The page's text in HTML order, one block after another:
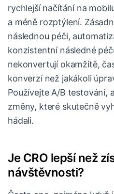
rychlejší načítání na
a méně rozptýlení.
následnou péči,
konzistentní následné
nekonvertují okamžitě,
konverzí než jakákoli
Používejte A/B testování,
změny, které skutečně
hádali.
Je CRO lepší než
návštěvnosti?